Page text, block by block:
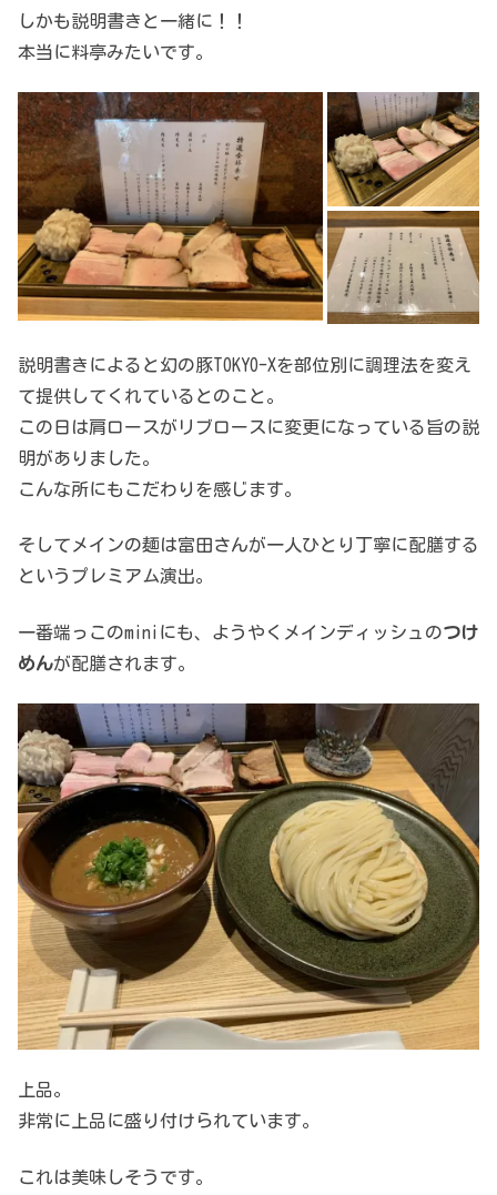
しかも説明書きと一緒に！！
本当に料亭みたいです。
説明書きによると幻の豚TOKYO-Xを部位別に調理法を変え
て提供してくれているとのこと。
この日は肩ロースがリブロースに変更になっている旨の説
明がありました。
こんな所にもこだわりを感じます。
そしてメインの麺は富田さんが一人ひとり丁寧に配膳する
というプレミアム演出。
一番端っこのminiにも、ようやくメインディッシュのつけ
めんが配膳されます。
上品。
非常に上品に盛り付けられています。
これは美味しそうです。